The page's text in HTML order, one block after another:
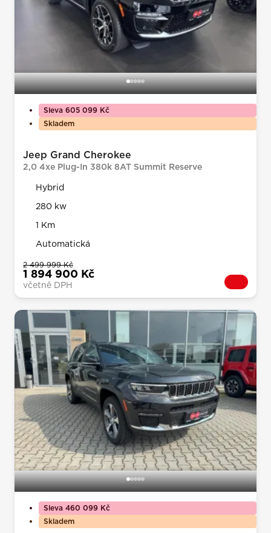
Sleva 605 099 Kč
Skladem
Jeep Grand Cherokee
2,0 4xe Plug-In 380k 8AT Summit Reserve
Hybrid
280 kw
1 Km
Automatická
2 499 999 Kč
1 894 900 Kč
včetně DPH
Sleva 460 099 Kč
Skladem